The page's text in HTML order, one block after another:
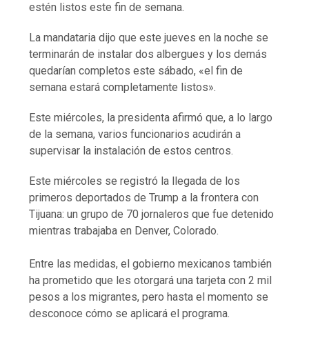
estén listos este fin de semana.
La mandataria dijo que este jueves en la noche se
terminarán de instalar dos albergues y los demás
quedarían completos este sábado, «el fin de
semana estará completamente listos».
Este miércoles, la presidenta afirmó que, a lo largo
de la semana, varios funcionarios acudirán a
supervisar la instalación de estos centros.
Este miércoles se registró la llegada de los
primeros deportados de Trump a la frontera con
Tijuana: un grupo de 70 jornaleros que fue detenido
mientras trabajaba en Denver, Colorado.
Entre las medidas, el gobierno mexicanos también
ha prometido que les otorgará una tarjeta con 2 mil
pesos a los migrantes, pero hasta el momento se
desconoce cómo se aplicará el programa.